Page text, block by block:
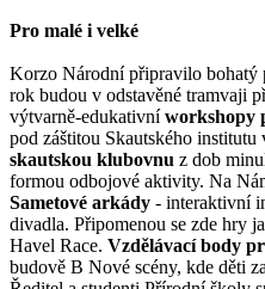
Pro malé i velké
Korzo Národní připravilo bohatý
rok budou v odstavěné tramvaji
výtvarně-edukativníworkshopy
pod záštitou Skautského
skautskou klubovnu z dob
formou odbojové aktivity. Na
Sametové arkády - interaktivní
divadla. Připomenou se zde hry
Havel Race. Vzdělávací body
budově B Nové scény, kde děti